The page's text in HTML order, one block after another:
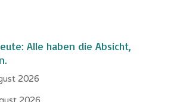
Alle haben die Absicht,
2026